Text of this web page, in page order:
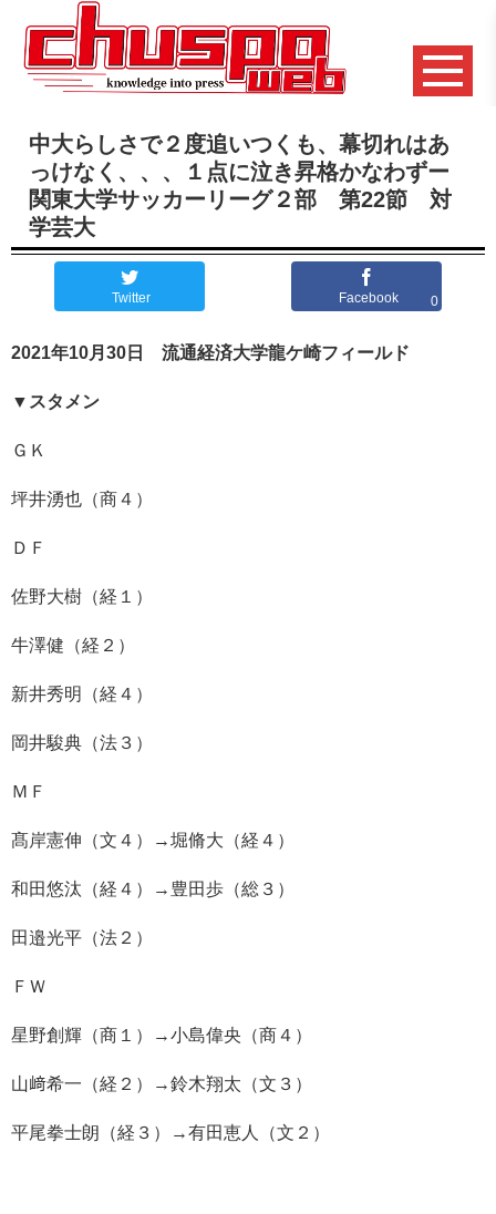
中大らしさで２度追いつくも、幕切れはあ
っけなく、、、１点に泣き昇格かなわずー
関東大学サッカーリーグ２部 第22節 対
学芸大
Twitter Facebook 0
2021年10月30日 流通経済大学龍ケ崎フィールド
▼ スタメン
ＧＫ
坪井湧也（商４）
ＤＦ
佐野大樹（経１）
牛澤健（経２）
新井秀明（経４）
岡井駿典（法３）
ＭＦ
髙岸憲伸（文４）→堀脩大（経４）
和田悠汰（経４）→豊田歩（総３）
田邉光平（法２）
ＦＷ
星野創輝（商１）→小島偉央（商４）
山﨑希一（経２）→鈴木翔太（文３）
平尾拳士朗（経３）→有田恵人（文２）